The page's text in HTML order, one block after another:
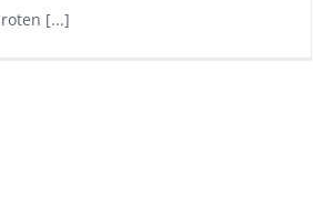
roten [...]